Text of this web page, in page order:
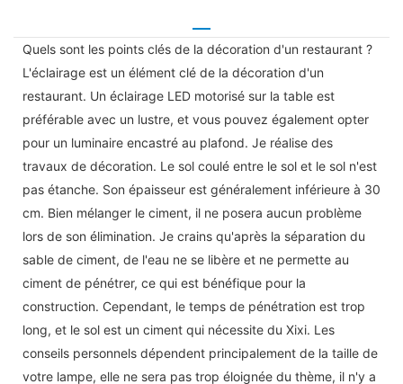
Quels sont les points clés de la décoration d'un restaurant ?
L'éclairage est un élément clé de la décoration d'un
restaurant. Un éclairage LED motorisé sur la table est
préférable avec un lustre, et vous pouvez également opter
pour un luminaire encastré au plafond. Je réalise des
travaux de décoration. Le sol coulé entre le sol et le sol n'est
pas étanche. Son épaisseur est généralement inférieure à 30
cm. Bien mélanger le ciment, il ne posera aucun problème
lors de son élimination. Je crains qu'après la séparation du
sable de ciment, de l'eau ne se libère et ne permette au
ciment de pénétrer, ce qui est bénéfique pour la
construction. Cependant, le temps de pénétration est trop
long, et le sol est un ciment qui nécessite du Xixi. Les
conseils personnels dépendent principalement de la taille de
votre lampe, elle ne sera pas trop éloignée du thème, il n'y a